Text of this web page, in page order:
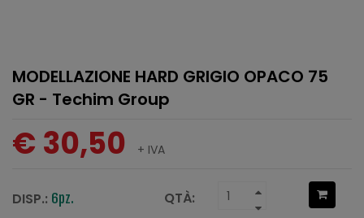
MODELLAZIONE HARD GRIGIO OPACO 75
GR - Techim Group
€ 30,50 + IVA
DISP.: 6pz. QTÀ: